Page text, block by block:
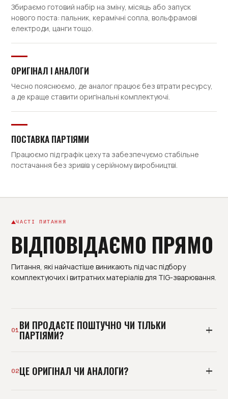
Збираємо готовий набір на зміну, місяць або запуск
нового поста: пальник, керамічні сопла, вольфрамові
електроди, цанги тощо.
ОРИГІНАЛ І АНАЛОГИ
Чесно пояснюємо, де аналог працює без втрати ресурсу,
а де краще ставити оригінальні комплектуючі.
ПОСТАВКА ПАРТІЯМИ
Працюємо під графік цеху та забезпечуємо стабільне
постачання без зривів у серійному виробництві.
ЧАСТІ ПИТАННЯ
ВІДПОВІДАЄМО ПРЯМО
Питання, які найчастіше виникають під час підбору
комплектуючих і витратних матеріалів для TIG-зварювання.
01ВИ ПРОДАЄТЕ ПОШТУЧНО ЧИ ТІЛЬКИ
ПАРТІЯМИ?
партіями під план споживання, але можемо
02ЦЕ ОРИГІНАЛ ЧИ АНАЛОГИ?